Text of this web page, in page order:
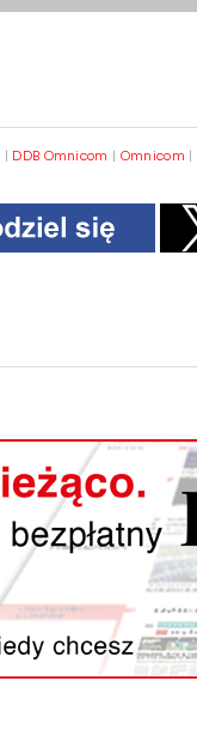
| DDB Omnicom | Omnicom |